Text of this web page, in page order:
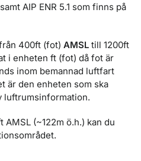
AIP ENR 5.1 som finns på
400ft (fot) AMSL till 1200ft
i enheten ft (fot) då fot är
inom bemannad luftfart
är den enheten som ska
luftrumsinformation.
(~122m ö.h.) kan du